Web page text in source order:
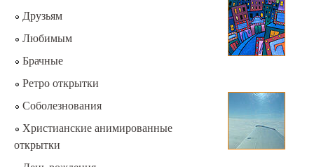
Друзьям
Любимым
Брачные
Ретро открытки
Соболезнования
Христианские анимированные
открытки